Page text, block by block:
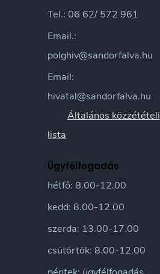
Tel.: 06 62/ 572 961
Email.:
polghiv@sandorfalva.hu
Email:
hivatal@sandorfalva.hu
Általános közzétételi
lista
Ügyfélfogadás
hétfő: 8.00-12.00
kedd: 8.00-12.00
szerda: 13.00-17.00
csütörtök: 8.00-12.00